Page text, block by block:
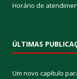
Horário de
ÚLTIMAS
Um novo capítulo